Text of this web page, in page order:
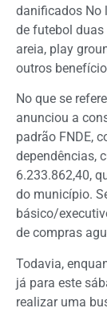
danificados No
de futebol
areia, play
outros
No que se
anunciou a
padrão FNDE,
dependências,
6.233.862,40,
do município.
básico/
de compras
Todavia,
já para este
realizar uma